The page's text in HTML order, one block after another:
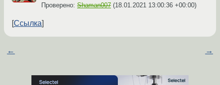
Проверено: Shaman007 (18.01.2021 13:00:36 +00:00)
Ссылка
← →